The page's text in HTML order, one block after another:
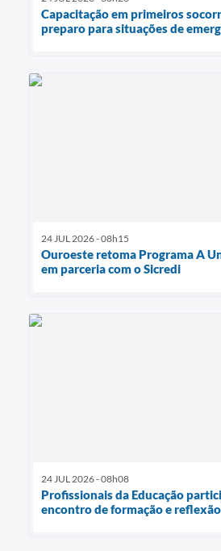
Capacitação em primeiros
preparo para situações de
24 JUL 2026 - 08h15
Ouroeste retoma Programa A
em parceria com o Sicredi
24 JUL 2026 - 08h08
Profissionais da Educação
encontro de formação e